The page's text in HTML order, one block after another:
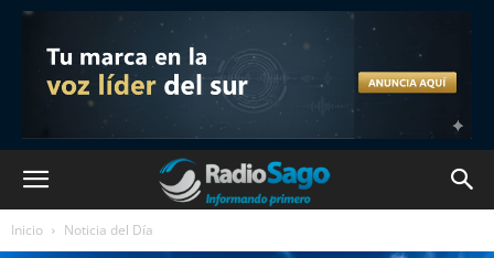
Inicio Noticia del Día